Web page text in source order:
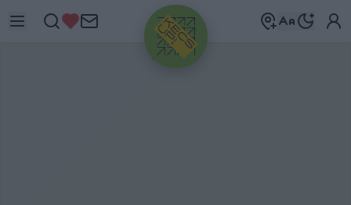
HIRDETÉS